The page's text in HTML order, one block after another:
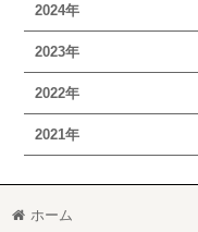
2024年
2023年
2022年
2021年
ホーム